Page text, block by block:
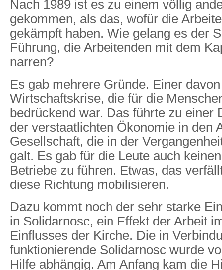
Nach 1989 ist es zu einem völlig
gekommen, als das, wofür die
gekämpft haben. Wie gelang es der
Führung, die Arbeitenden mit dem
narren?
Es gab mehrere Gründe. Einer
Wirtschaftskrise, die für die
bedrückend war. Das führte zu einer
der verstaatlichten Ökonomie in den
Gesellschaft, die in der
galt. Es gab für die Leute auch
Betriebe zu führen. Etwas, das
diese Richtung mobilisieren.
Dazu kommt noch der sehr starke
in Solidarnosc, ein Effekt der Arbeit
Einflusses der Kirche. Die in
funktionierende Solidarnosc wurde
Hilfe abhängig. Am Anfang kam die